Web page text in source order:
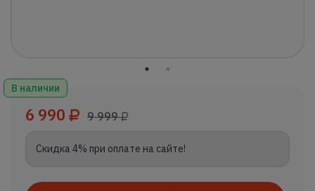
В наличии
6 990 9 999
Скидка 4% при оплате на сайте!